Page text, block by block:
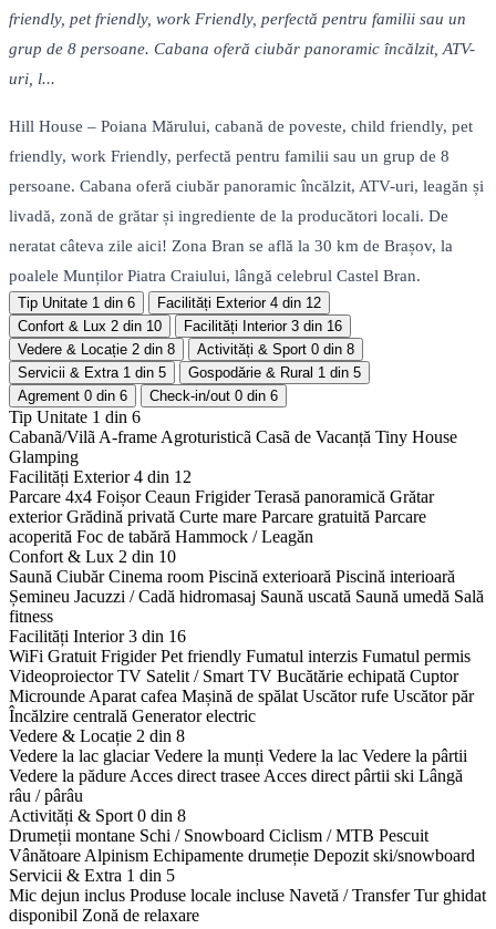
friendly, pet friendly, work Friendly, perfectă pentru familii sau un
grup de 8 persoane. Cabana oferă ciubăr panoramic încălzit, ATV-
uri, l...
Hill House – Poiana Mărului, cabană de poveste, child friendly, pet
friendly, work Friendly, perfectă pentru familii sau un grup de 8
persoane. Cabana oferă ciubăr panoramic încălzit, ATV-uri, leagăn și
livadă, zonă de grătar și ingrediente de la producători locali. De
neratat câteva zile aici! Zona Bran se află la 30 km de Brașov, la
poalele Munților Piatra Craiului, lângă celebrul Castel Bran.
Tip Unitate 1 din 6 Facilități Exterior 4 din 12
Confort & Lux 2 din 10 Facilități Interior 3 din 16
Vedere & Locație 2 din 8 Activități & Sport 0 din 8
Servicii & Extra 1 din 5 Gospodărie & Rural 1 din 5
Agrement 0 din 6 Check-in/out 0 din 6
Tip Unitate 1 din 6
Cabanã/Vilã A-frame Agroturisticã Casã de Vacanță Tiny House
Glamping
Facilități Exterior4 din 12
Parcare 4x4 Foișor Ceaun Frigider Terasă panoramică Grătar
exterior Grădină privată Curte mare Parcare gratuită Parcare
acoperită Foc de tabără Hammock / Leagăn
Confort & Lux 2 din 10
Saună Ciubăr Cinema room Piscină exterioară Piscină interioară
Șemineu Jacuzzi / Cadă hidromasaj Saună uscată Saună umedă Sală
fitness
Facilități Interior3 din 16
WiFi Gratuit Frigider Pet friendly Fumatul interzis Fumatul permis
Videoproiector TV Satelit / Smart TV Bucătărie echipată Cuptor
Microunde Aparat cafea Mașină de spălat Uscător rufe Uscător păr
Încălzire centrală Generator electric
Vedere & Locație 2 din 8
Vedere la lac glaciar Vedere la munți Vedere la lac Vedere la pârtii
Vedere la pădure Acces direct trasee Acces direct pârtii ski Lângă
râu / pârâu
Activități & Sport 0 din 8
Drumeții montane Schi / Snowboard Ciclism / MTB Pescuit
Vânătoare Alpinism Echipamente drumeție Depozit ski/snowboard
Servicii & Extra 1 din 5
Mic dejun inclus Produse locale incluse Navetă / Transfer Tur ghidat
disponibil Zonă de relaxare